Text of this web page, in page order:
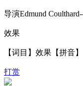
导演Edmund
效果
【词目】效果【拼音
打赏